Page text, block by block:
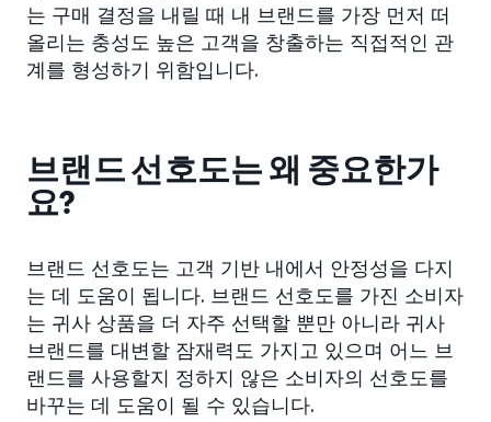
는 구매 결정을 내릴 때 내 브랜드를 가장 먼저 떠
올리는 충성도 높은 고객을 창출하는 직접적인 관
계를 형성하기 위함입니다.
브랜드 선호도는 왜 중요한가
요?
브랜드 선호도는 고객 기반 내에서 안정성을 다지
는 데 도움이 됩니다. 브랜드 선호도를 가진 소비자
는 귀사 상품을 더 자주 선택할 뿐만 아니라 귀사
브랜드를 대변할 잠재력도 가지고 있으며 어느 브
랜드를 사용할지 정하지 않은 소비자의 선호도를
바꾸는 데 도움이 될 수 있습니다.